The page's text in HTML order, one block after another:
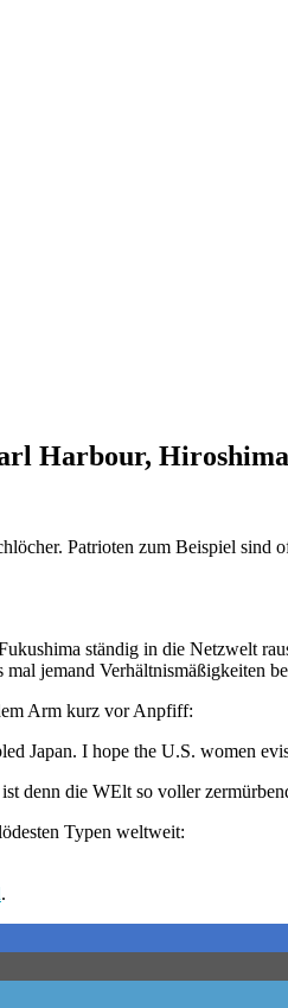
Harbour, Hiroshima
Patrioten zum Beispiel
ständig in die Netzwelt
jemand Verhältnismäßigkeiten
Arm kurz vor Anpfiff:
Japan. I hope the U.S. women
denn die WElt so voller
Typen weltweit:
.